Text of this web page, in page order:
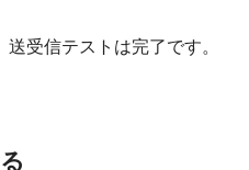
受信テストは完了です。